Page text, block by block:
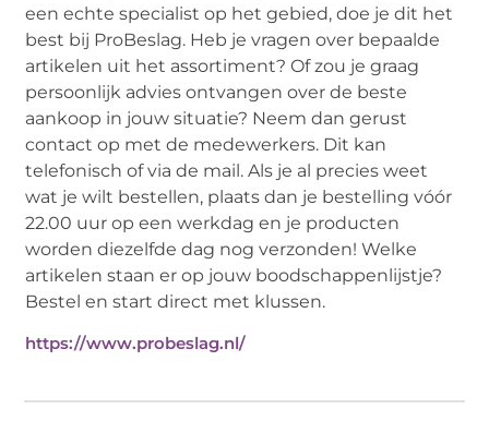
een echte specialist op het gebied, doe je dit het
best bij ProBeslag. Heb je vragen over bepaalde
artikelen uit het assortiment? Of zou je graag
persoonlijk advies ontvangen over de beste
aankoop in jouw situatie? Neem dan gerust
contact op met de medewerkers. Dit kan
telefonisch of via de mail. Als je al precies weet
wat je wilt bestellen, plaats dan je bestelling vóór
22.00 uur op een werkdag en je producten
worden diezelfde dag nog verzonden! Welke
artikelen staan er op jouw boodschappenlijstje?
Bestel en start direct met klussen.
https://www.probeslag.nl/